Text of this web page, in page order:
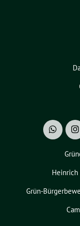
Grün-